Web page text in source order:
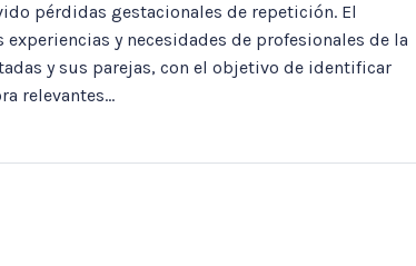
pérdidas gestacionales de repetición. El
y necesidades de profesionales de la
y sus parejas, con el objetivo de identificar
relevantes...